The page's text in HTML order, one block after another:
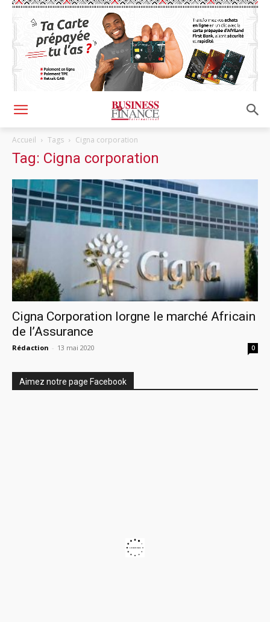
Accueil Tags Cigna corporation
Tag: Cigna corporation
Cigna Corporation lorgne le marché Africain
de l’Assurance
Rédaction - 13 mai 2020 0
Aimez notre page Facebook